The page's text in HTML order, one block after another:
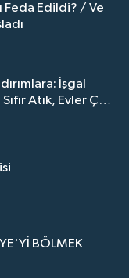
Feda Edildi? / Ve
İşgal
Atık, Evler Çöp
BÖLMEK